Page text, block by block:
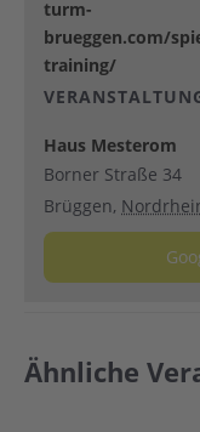
turm-
brueggen.com/
training/
Haus Mesterom
Borner Straße 34
Brüggen,
Ähnliche